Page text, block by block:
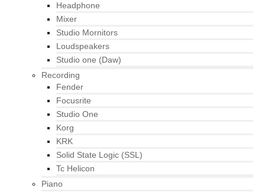
Headphone
Mixer
Studio Mornitors
Loudspeakers
Studio one (Daw)
Recording
Fender
Focusrite
Studio One
Korg
KRK
Solid State Logic (SSL)
Tc Helicon
Piano